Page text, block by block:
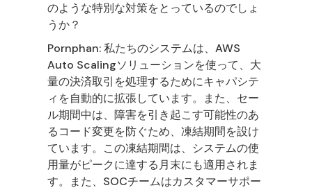
のような特別な対策をとっているのでしょ
うか？
Pornphan: 私たちのシステムは、AWS
Auto Scalingソリューションを使って、大
量の決済取引を処理するためにキャパシテ
ィを自動的に拡張しています。また、セー
ル期間中は、障害を引き起こす可能性のあ
るコード変更を防ぐため、凍結期間を設け
ています。この凍結期間は、システムの使
用量がピークに達する月末にも適用されま
す。また、SOCチームはカスタマーサポー